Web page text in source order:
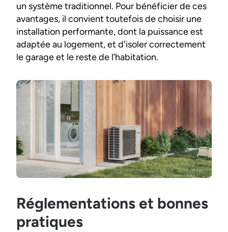
un système traditionnel. Pour bénéficier de ces
avantages, il convient toutefois de choisir une
installation performante, dont la puissance est
adaptée au logement, et d'isoler correctement
le garage et le reste de l’habitation.
Réglementations et bonnes
pratiques